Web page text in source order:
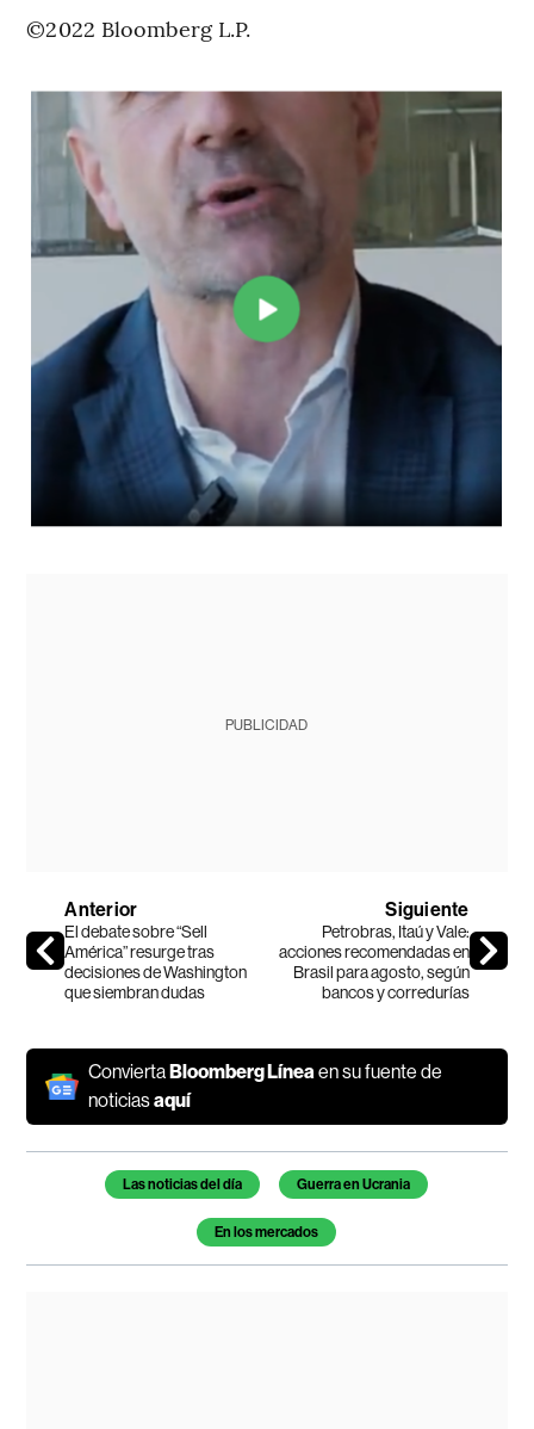
©2022 Bloomberg L.P.
PUBLICIDAD
Anterior
El debate sobre “Sell
América” resurge tras
decisiones de Washington
que siembran dudas
Siguiente
Petrobras, Itaú y Vale:
acciones recomendadas en
Brasil para agosto, según
bancos y corredurías
ConviertaBloomberg Líneaen su fuente de
noticiasaquí
Temas de este artículo
Las noticias del día Guerra en Ucrania
En los mercados